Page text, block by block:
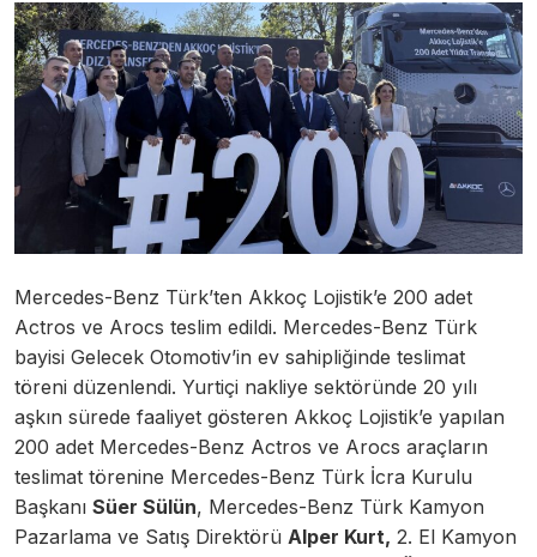
Mercedes-Benz Türk’ten Akkoç Lojistik’e 200 adet
Actros ve Arocs teslim edildi. Mercedes-Benz Türk
bayisi Gelecek Otomotiv’in ev sahipliğinde teslimat
töreni düzenlendi. Yurtiçi nakliye sektöründe 20 yılı
aşkın sürede faaliyet gösteren Akkoç Lojistik’e yapılan
200 adet Mercedes-Benz Actros ve Arocs araçların
teslimat törenine Mercedes-Benz Türk İcra Kurulu
Başkanı Süer Sülün, Mercedes-Benz Türk Kamyon
Pazarlama ve Satış Direktörü Alper Kurt, 2. El Kamyon